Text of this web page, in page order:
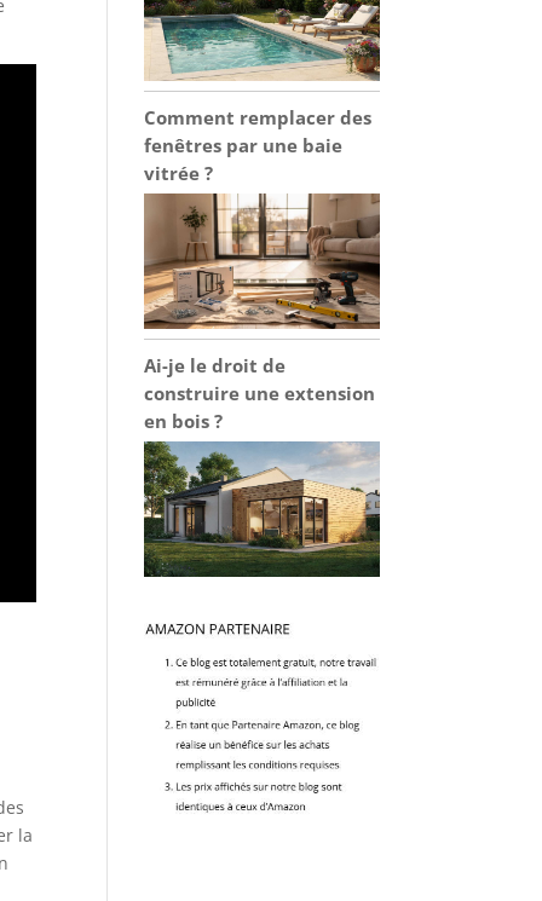
la
Comment remplacer des
fenêtres par une baie
vitrée ?
Ai-je le droit de
construire une extension
en bois ?